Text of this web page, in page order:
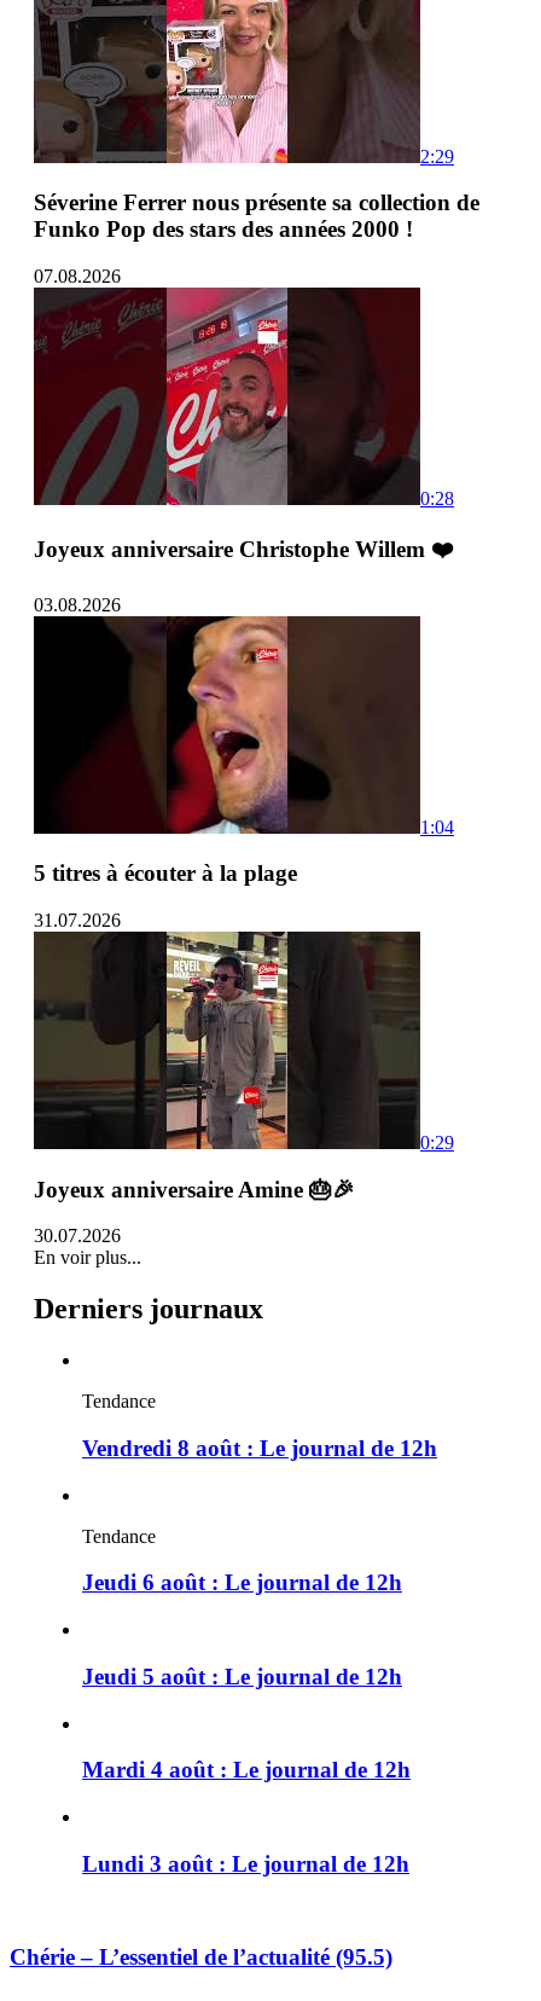
2:29
Séverine Ferrer nous présente sa collection de
Funko Pop des stars des années 2000 !
07.08.2026
0:28
Joyeux anniversaire Christophe Willem ❤️
03.08.2026
1:04
5 titres à écouter à la plage
31.07.2026
0:29
Joyeux anniversaire Amine 🎂🎉
30.07.2026
En voir plus...
Derniers journaux
Tendance
Vendredi 8 août : Le journal de 12h
Tendance
Jeudi 6 août : Le journal de 12h
Jeudi 5 août : Le journal de 12h
Mardi 4 août : Le journal de 12h
Lundi 3 août : Le journal de 12h
Chérie – L’essentiel de l’actualité (95.5)